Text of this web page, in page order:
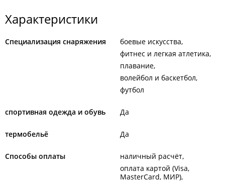
Характеристики
Специализация снаряжения
боевые искусства
фитнес и легкая атлетика
плавание
волейбол и баскетбол
футбол
спортивная одежда и обувь Да
термобельё Да
Способы оплаты
наличный расчёт
оплата картой (Visa,
MasterCard, МИР)